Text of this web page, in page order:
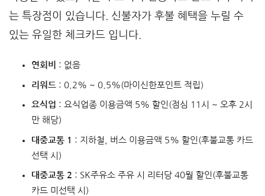
는 특장점이 있습니다. 신불자가 후불 혜택을 누릴 수
있는 유일한 체크카드 입니다.
연회비 : 없음
리워드 : 0.2% ~ 0.5%(마이신한포인트 적립)
요식업 : 요식업종 이용금액 5% 할인(점심 11시 ~ 오후 2시
만 해당)
대중교통 1
: 지하철, 버스 이용금액 5% 할인(후불교통 카드
선택 시)
대중교통 2 : SK주유소 주유 시 리터당 40월 할인(후불교통
카드 미선택 시)